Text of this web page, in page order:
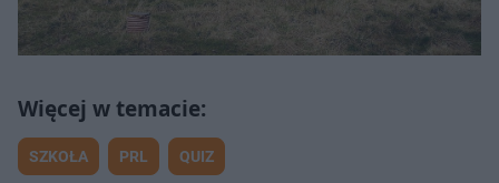
SZKOŁA PRL QUIZ